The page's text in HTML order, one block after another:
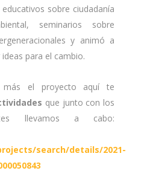
sobre ciudadanía
seminarios sobre
y animó a
para el cambio.
más el proyecto aquí te
que junto con los
llevamos a cabo:
search/details/2021-